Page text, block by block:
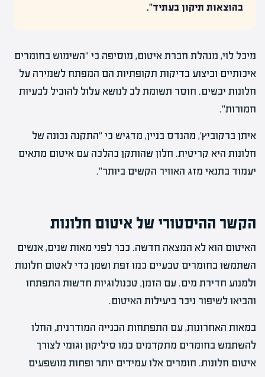
בהוצאות תיקון בעתיד".
מיכל לוי, מנהלת חברת איטום, מוסיפה כי "השימוש בחומרים
איכותיים וביצוע בדיקות תקופתיות הם המפתח לשמירה על
חלונות יבשים. חוסר תשומת לב לנושא עלול להוביל לבעיות
חמורות".
איתן ברקוביץ', מהנדס בניין, מדגיש כי "התקנה נכונה של
חלונות היא קריטית. חלון שהותקן כהלכה עם איטום מתאים
יעמוד בתנאי מזג האוויר הקשים ביותר".
הקשר ההיסטורי של איטום חלונות
האיטום הוא לא המצאה חדשה. כבר לפני מאות שנים, אנשים
השתמשו בחומרים טבעיים כמו זפת ושמן כדי לאטום חלונות
ולמנוע חדירת מים. עם הזמן, טכנולוגיות חדשות התפתחו
והביאו לשיפור ניכר ביעילות האיטום.
במאות האחרונות, עם התפתחות הבנייה המודרנית, החלו
להשתמש בחומרים מתקדמים כמו סיליקון וגומי לצורך
איטום חלונות. חומרים אלו עמידים יותר ופחות מושפעים